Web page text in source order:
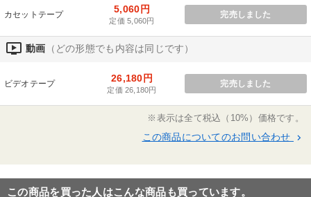
労務問題・リスク対策 金融 SNS活用
デザイン 大竹愼一 株式市場
門塾』『花伝の会』『会長倶楽部』など、10以上を
数える。1965年、弱冠27歳にして、多くの財界人
や専門家のすすめで経営指導機関である、日本経営
のほか、画家、著述家などいくつものステージで活
躍している。最新刊「社長のいき方」他、著書多
カセットテープ 5,060円
定価 5,060円
完売しました
ondemand_video 動画 （どの形態でも内容は同じです）
ビデオテープ 26,180円
定価 26,180円
完売しました
※表示は全て税込（10%）価格です。
この商品についてのお問い合わせ keyboard_arrow_right
この商品を買った人はこんな商品も買っています。